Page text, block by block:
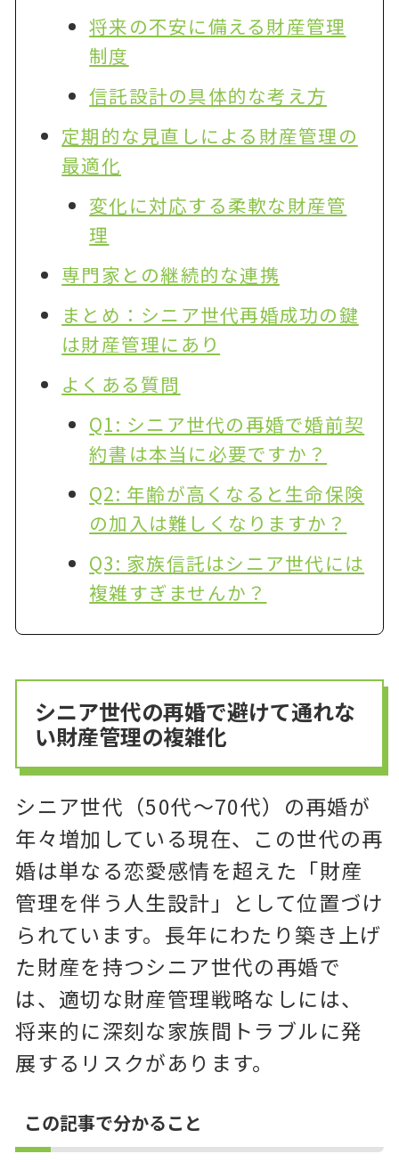
将来の不安に備える財産管理
制度
信託設計の具体的な考え方
定期的な見直しによる財産管理の
最適化
変化に対応する柔軟な財産管
理
専門家との継続的な連携
まとめ：シニア世代再婚成功の鍵
は財産管理にあり
よくある質問
Q1: シニア世代の再婚で婚前契
約書は本当に必要ですか？
Q2: 年齢が高くなると生命保険
の加入は難しくなりますか？
Q3: 家族信託はシニア世代には
複雑すぎませんか？
シニア世代の再婚で避けて通れな
い財産管理の複雑化
シニア世代（50代～70代）の再婚が
年々増加している現在、この世代の再
婚は単なる恋愛感情を超えた「財産
管理を伴う人生設計」として位置づけ
られています。長年にわたり築き上げ
た財産を持つシニア世代の再婚で
は、適切な財産管理戦略なしには、
将来的に深刻な家族間トラブルに発
展するリスクがあります。
この記事で分かること